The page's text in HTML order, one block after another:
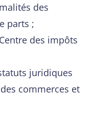
des
parts ;
des impôts
juridiques
des commerces et